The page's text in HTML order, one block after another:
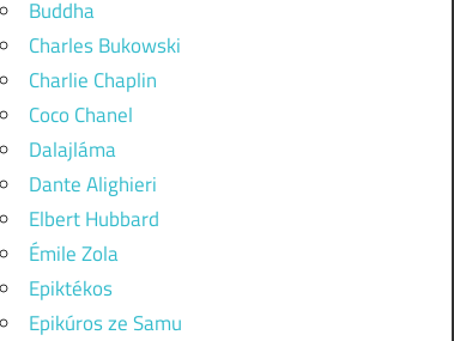
Buddha
Charles Bukowski
Charlie Chaplin
Coco Chanel
Dalajláma
Dante Alighieri
Elbert Hubbard
Émile Zola
Epiktékos
Epikúros ze Samu